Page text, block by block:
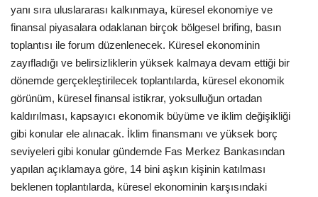
English Turkish
yanı sıra uluslararası kalkınmaya, küresel ekonomiye ve
finansal piyasalara odaklanan birçok bölgesel brifing, basın
toplantısı ile forum düzenlenecek. Küresel ekonominin
zayıfladığı ve belirsizliklerin yüksek kalmaya devam ettiği bir
dönemde gerçekleştirilecek toplantılarda, küresel ekonomik
görünüm, küresel finansal istikrar, yoksulluğun ortadan
kaldırılması, kapsayıcı ekonomik büyüme ve iklim değişikliği
gibi konular ele alınacak. İklim finansmanı ve yüksek borç
seviyeleri gibi konular gündemde Fas Merkez Bankasından
yapılan açıklamaya göre, 14 bini aşkın kişinin katılması
beklenen toplantılarda, küresel ekonominin karşısındaki